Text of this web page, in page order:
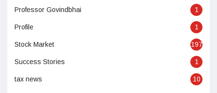
Professor Govindbhai 1
Profile 1
Stock Market 197
Success Stories 1
tax news 10